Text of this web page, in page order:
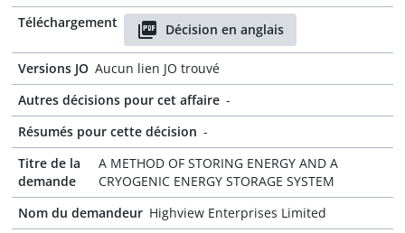
Téléchargement
Décision en anglais
Versions JO Aucun lien JO trouvé
Autres décisions pour cet affaire -
Résumés pour cette décision -
Titre de la
demande
A METHOD OF STORING ENERGY AND A
CRYOGENIC ENERGY STORAGE SYSTEM
Nom du demandeur Highview Enterprises Limited